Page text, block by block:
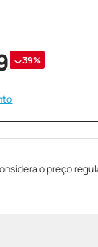
39%
o preço